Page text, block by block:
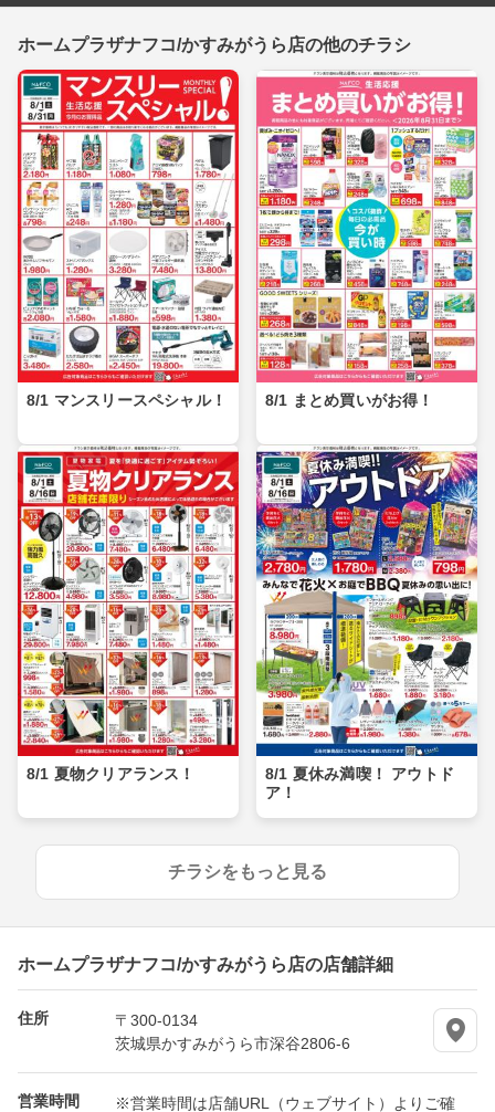
ホームプラザナフコ/かすみがうら店の他のチラシ
8/1 マンスリースペシャル！ 8/1 まとめ買いがお得！
8/1 夏物クリアランス！
8/1 夏休み満喫！ アウトド
ア！
チラシをもっと見る
ホームプラザナフコ/かすみがうら店の店舗詳細
住所
〒300-0134
茨城県かすみがうら市深谷2806-6
営業時間
※営業時間は店舗URL（ウェブサイト）よりご確